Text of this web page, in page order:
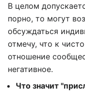
В целом
порно, то могут
обсуждаться
отмечу, что к
отношение
негативное.
Что значит